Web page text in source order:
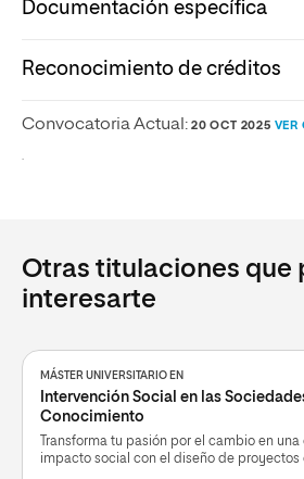
Documentación específica
Reconocimiento de créditos
Convocatoria Actual: 20 OCT 2025 VER
Otras titulaciones que
interesarte
MÁSTER UNIVERSITARIO EN
Intervención Social en las
Conocimiento
Transforma tu pasión por el cambio en
impacto social con el diseño de proyectos